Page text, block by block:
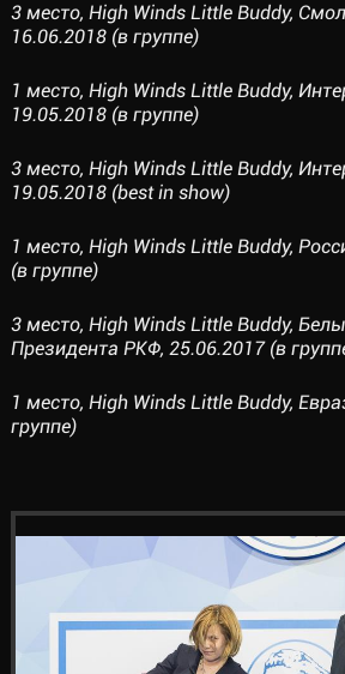
3 место, High Winds Little Buddy,
16.06.2018 (в группе)
1 место, High Winds Little Buddy,
19.05.2018 (в группе)
3 место, High Winds Little Buddy,
19.05.2018 (best in show)
1 место, High Winds Little Buddy,
(в группе)
3 место, High Winds Little Buddy,
Президента РКФ, 25.06.2017 (в
1 место, High Winds Little Buddy,
группе)